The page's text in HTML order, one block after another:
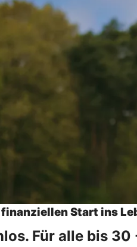
Start ins
Für alle bis